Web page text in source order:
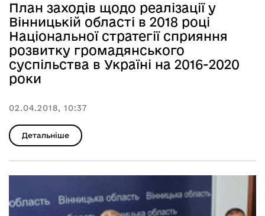
План заходів щодо реалізації у
Вінницькій області в 2018 році
Національної стратегії сприяння
розвитку громадянського
суспільства в Україні на 2016-2020
роки
02.04.2018, 10:37
Детальніше